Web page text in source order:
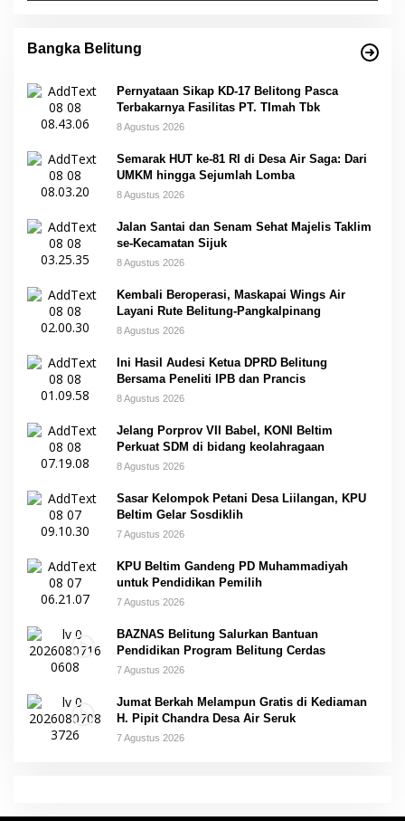
Bangka Belitung
Pernyataan Sikap KD-17 Belitong Pasca
Terbakarnya Fasilitas PT. TImah Tbk
8 Agustus 2026
Semarak HUT ke-81 RI di Desa Air Saga: Dari
UMKM hingga Sejumlah Lomba
8 Agustus 2026
Jalan Santai dan Senam Sehat Majelis Taklim
se-Kecamatan Sijuk
8 Agustus 2026
Kembali Beroperasi, Maskapai Wings Air
Layani Rute Belitung-Pangkalpinang
8 Agustus 2026
Ini Hasil Audesi Ketua DPRD Belitung
Bersama Peneliti IPB dan Prancis
8 Agustus 2026
Jelang Porprov VII Babel, KONI Beltim
Perkuat SDM di bidang keolahragaan
8 Agustus 2026
Sasar Kelompok Petani Desa Liilangan, KPU
Beltim Gelar Sosdiklih
7 Agustus 2026
KPU Beltim Gandeng PD Muhammadiyah
untuk Pendidikan Pemilih
7 Agustus 2026
BAZNAS Belitung Salurkan Bantuan
Pendidikan Program Belitung Cerdas
7 Agustus 2026
Jumat Berkah Melampun Gratis di Kediaman
H. Pipit Chandra Desa Air Seruk
7 Agustus 2026